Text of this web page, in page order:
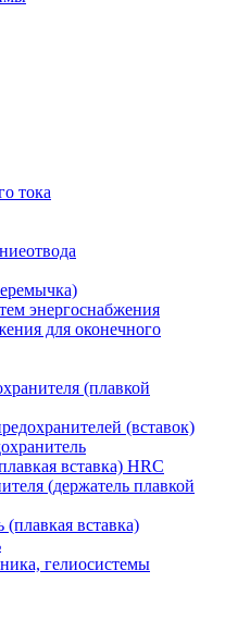
тока
энергоснабжения
для оконечного
(плавкой
(вставок)
вставка) HRC
(держатель плавкой
вставка)
гелиосистемы